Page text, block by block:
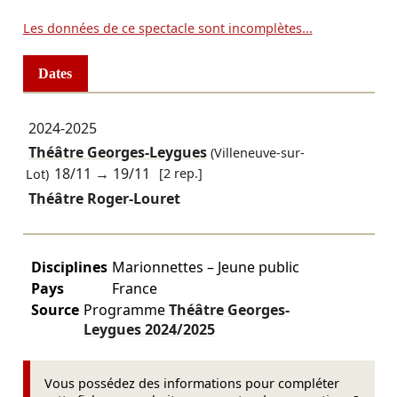
Les données de ce spectacle sont incomplètes...
Dates
2024-2025
Théâtre Georges-Leygues(Villeneuve-sur-
Lot) 18/11 → 19/11 [2 rep.]
Théâtre Roger-Louret
Disciplines Marionnettes – Jeune public
Pays
France
Source ProgrammeThéâtre Georges-
Leygues2024/2025
Vous possédez des informations pour compléter